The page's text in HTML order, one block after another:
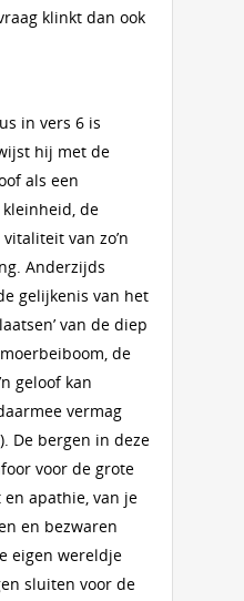
klinkt dan ook
in vers 6 is
hij met de
als een
de
van zo’n
Anderzijds
gelijkenis van het
van de diep
de
geloof kan
vermag
De bergen in deze
voor de grote
apathie, van je
en bezwaren
eigen wereldje
sluiten voor de